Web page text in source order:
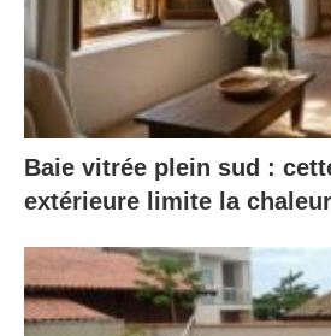
Baie vitrée plein sud :
extérieure limite la